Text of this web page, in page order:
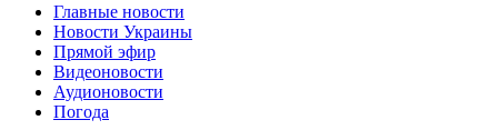
Главные новости
Новости Украины
Прямой эфир
Видеоновости
Аудионовости
Погода